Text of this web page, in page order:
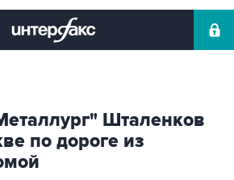
Шталенков
по дороге из